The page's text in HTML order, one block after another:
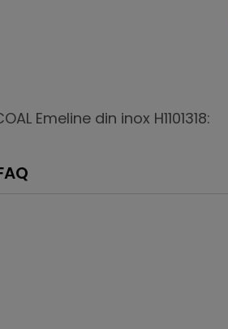
Emeline din inox H1101318: